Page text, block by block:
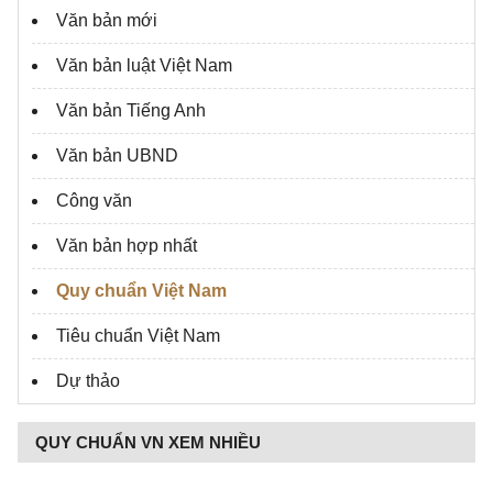
Văn bản mới
Văn bản luật Việt Nam
Văn bản Tiếng Anh
Văn bản UBND
Công văn
Văn bản hợp nhất
Quy chuẩn Việt Nam
Tiêu chuẩn Việt Nam
Dự thảo
QUY CHUẨN VN XEM NHIỀU